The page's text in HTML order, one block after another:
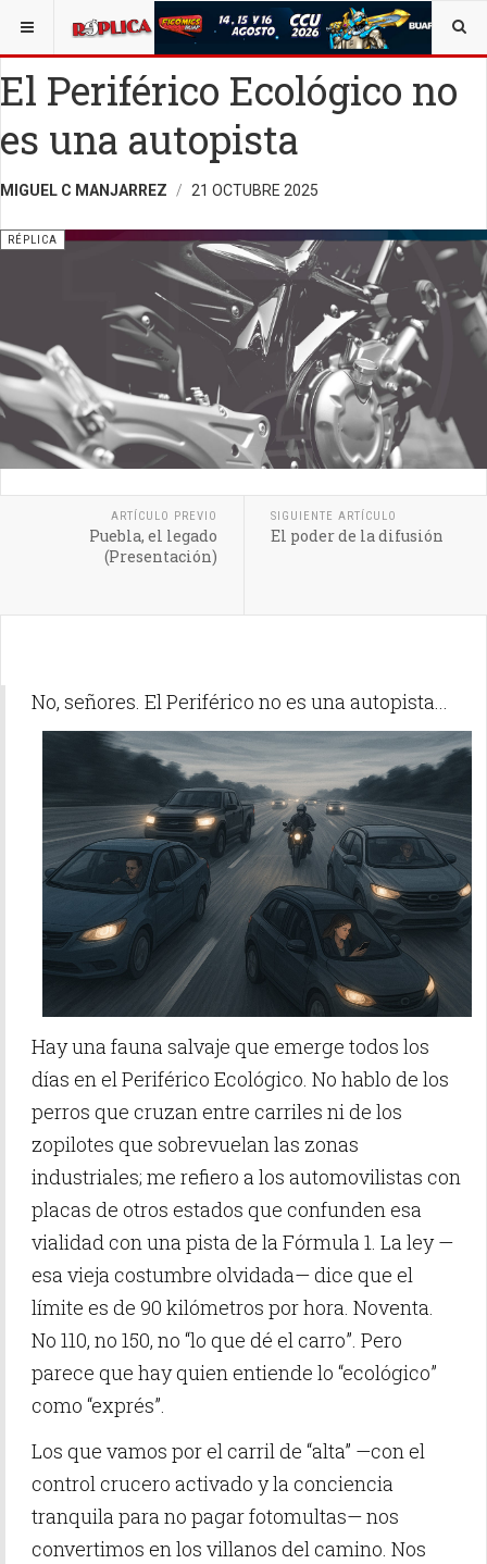
ESTÁ AQUÍ: VIDA Y SOCIEDAD OPINIÓN RÉPLICA
El Periférico Ecológico no
es una autopista
MIGUEL C MANJARREZ 21 OCTUBRE 2025
RÉPLICA
ARTÍCULO PREVIO
Puebla, el legado
(Presentación)
SIGUIENTE ARTÍCULO
El poder de la difusión
No, señores. El Periférico no es una autopista...
Hay una fauna salvaje que emerge todos los
días en el Periférico Ecológico. No hablo de los
perros que cruzan entre carriles ni de los
zopilotes que sobrevuelan las zonas
industriales; me refiero a los automovilistas con
placas de otros estados que confunden esa
vialidad con una pista de la Fórmula 1. La ley —
esa vieja costumbre olvidada— dice que el
límite es de 90 kilómetros por hora. Noventa.
No 110, no 150, no “lo que dé el carro”. Pero
parece que hay quien entiende lo “ecológico”
como “exprés”.
Los que vamos por el carril de “alta” —con el
control crucero activado y la conciencia
tranquila para no pagar fotomultas— nos
convertimos en los villanos del camino. Nos